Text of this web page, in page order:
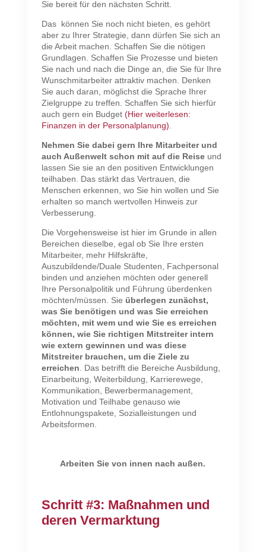
Sie bereit für den nächsten Schritt.
Das können Sie noch nicht bieten, es gehört
aber zu Ihrer Strategie, dann dürfen Sie sich an
die Arbeit machen. Schaffen Sie die nötigen
Grundlagen. Schaffen Sie Prozesse und bieten
Sie nach und nach die Dinge an, die Sie für Ihre
Wunschmitarbeiter attraktiv machen. Denken
Sie auch daran, möglichst die Sprache Ihrer
Zielgruppe zu treffen. Schaffen Sie sich hierfür
auch gern ein Budget (Hier weiterlesen:
Finanzen in der Personalplanung)
Nehmen Sie dabei gern Ihre Mitarbeiter und
auch Außenwelt schon mit auf die Reiseund
lassen Sie sie an den positiven Entwicklungen
teilhaben. Das stärkt das Vertrauen, die
Menschen erkennen, wo Sie hin wollen und Sie
erhalten so manch wertvollen Hinweis zur
Verbesserung.
Die Vorgehensweise ist hier im Grunde in allen
Bereichen dieselbe, egal ob Sie Ihre ersten
Mitarbeiter, mehr Hilfskräfte,
Auszubildende/Duale Studenten, Fachpersonal
binden und anziehen möchten oder generell
Ihre Personalpolitik und Führung überdenken
möchten/müssen. Sie überlegen zunächst,
was Sie benötigen und was Sie erreichen
möchten, mit wem und wie Sie es erreichen
können, wie Sie richtigen Mitstreiter intern
wie extern gewinnen und was diese
Mitstreiter brauchen, um die Ziele zu
erreichen . Das betrifft die Bereiche Ausbildung,
Einarbeitung, Weiterbildung, Karrierewege,
Kommunikation, Bewerbermanagement,
Motivation und Teilhabe genauso wie
Entlohnungspakete, Sozialleistungen und
Arbeitsformen.
Arbeiten Sie von innen nach außen.
Schritt #3: Maßnahmen und
deren Vermarktung